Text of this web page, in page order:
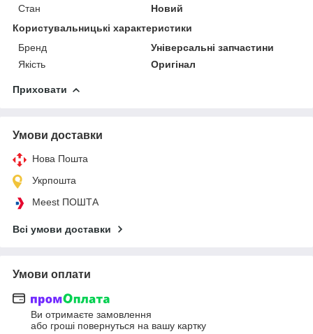
Стан
Новий
Користувальницькі характеристики
Бренд
Універсальні запчастини
Якість
Оригінал
Приховати
Умови доставки
Нова Пошта
Укрпошта
Meest ПОШТА
Всі умови доставки
Умови оплати
Ви отримаєте замовлення
або гроші повернуться на вашу картку